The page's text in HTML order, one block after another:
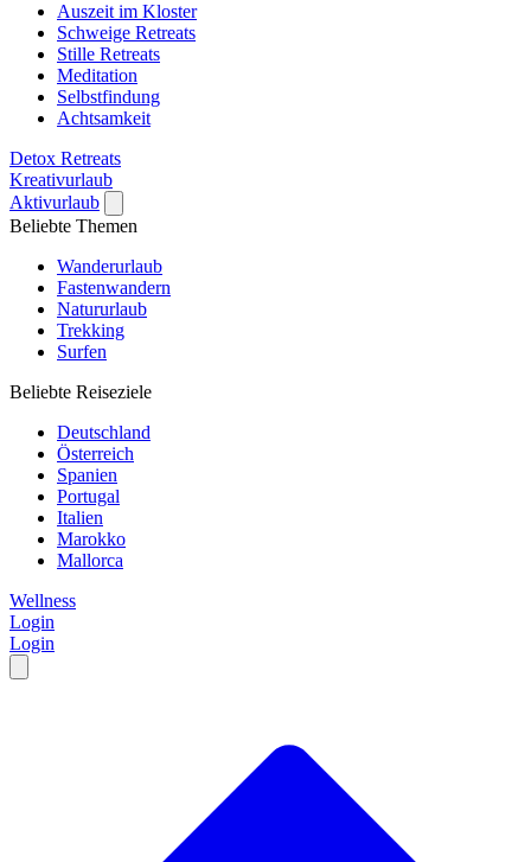
Auszeit im Kloster
Schweige Retreats
Stille Retreats
Meditation
Selbstfindung
Achtsamkeit
Detox Retreats
Kreativurlaub
Aktivurlaub
Beliebte Themen
Wanderurlaub
Fastenwandern
Natururlaub
Trekking
Surfen
Beliebte Reiseziele
Deutschland
Österreich
Spanien
Portugal
Italien
Marokko
Mallorca
Wellness
Login
Login